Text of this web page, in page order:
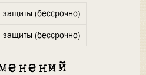
защиты (бессрочно)
защиты (бессрочно)